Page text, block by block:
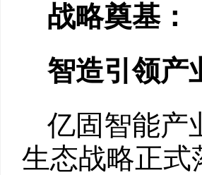
战略奠基：
智造引领产
亿固智能产
生态战略正式